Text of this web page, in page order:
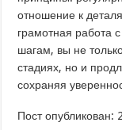
отношение к
грамотная работа
шагам, вы не
стадиях, но и
сохраняя
Пост опубликован: